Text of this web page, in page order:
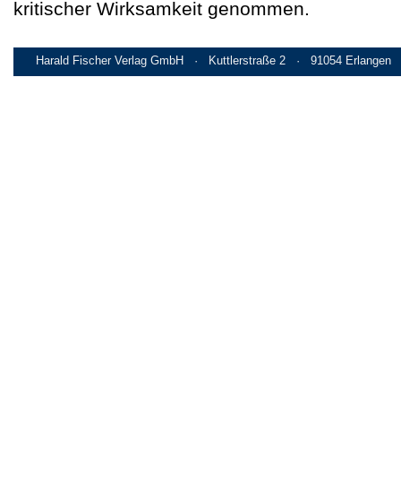
kritischer Wirksamkeit genommen.
Harald Fischer Verlag GmbH · Kuttlerstraße 2 · 91054